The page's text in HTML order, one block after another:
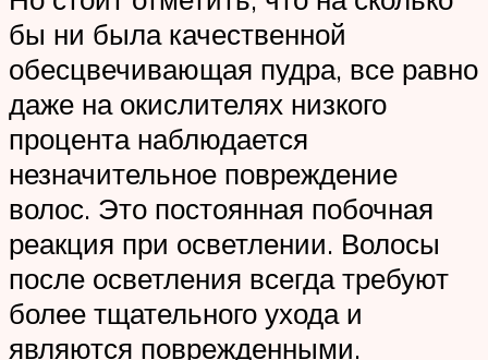
бы ни была качественной
обесцвечивающая пудра, все равно
даже на окислителях низкого
процента наблюдается
незначительное повреждение
волос. Это постоянная побочная
реакция при осветлении. Волосы
после осветления всегда требуют
более тщательного ухода и
являются поврежденными.